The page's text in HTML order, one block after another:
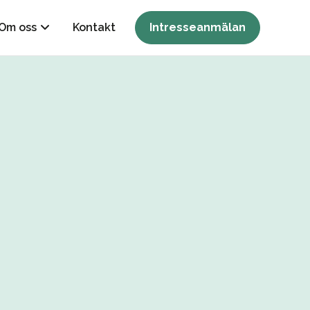
oss Kontakt Intresseanmälan